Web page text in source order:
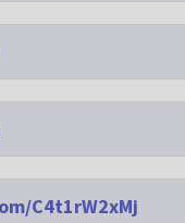
C4t1rW2xMj